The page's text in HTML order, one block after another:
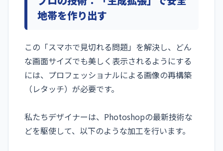
地帯を作り出す
この「スマホで見切れる問題」を解決し、どん
な画面サイズでも美しく表示されるようにする
には、プロフェッショナルによる画像の再構築
（レタッチ）が必要です。
私たちデザイナーは、Photoshopの最新技術な
どを駆使して、以下のような加工を行います。